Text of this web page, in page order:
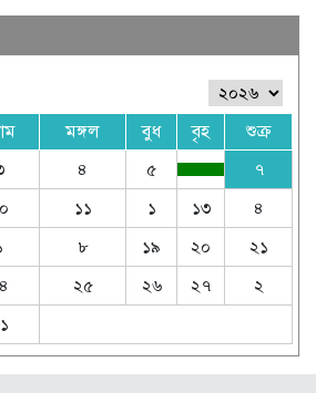
মঙ্গল বুধ বৃহ শুক্র
৪ ৫
৭
১১ ১ ১৩
৪
৮ ১৯ ২০
২১
২৫ ২৬ ২৭
২